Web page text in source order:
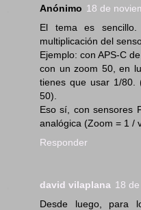
Anónimo 18 de
El tema es
multiplicación del
Ejemplo: con APS-C
con un zoom 50, en
tienes que usar 1/80.
50).
Eso sí, con sensores
analógica (Zoom = 1 /
Responder
david vilaplana 18
Desde luego, para